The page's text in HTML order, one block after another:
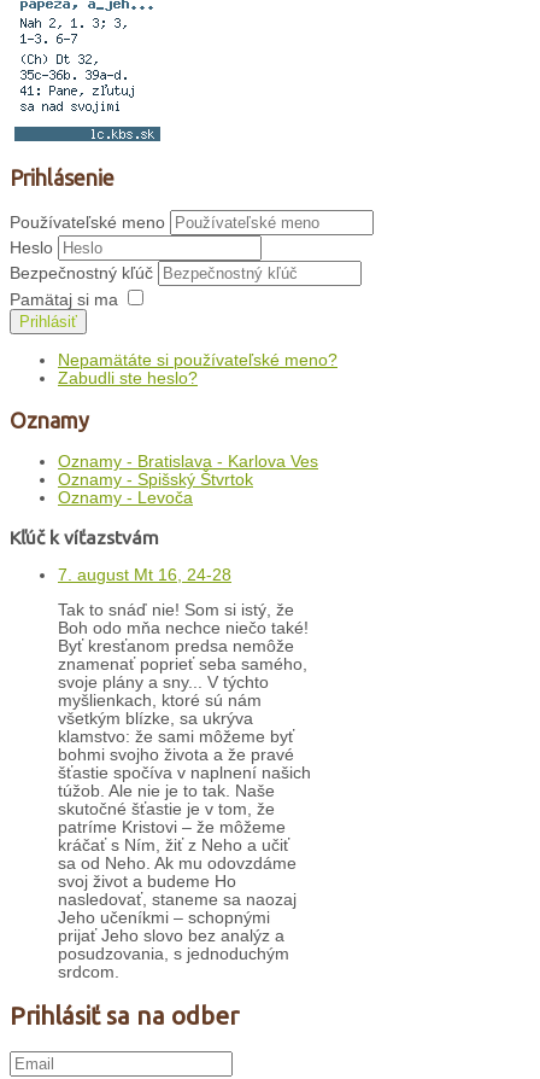
Prihlásenie
Používateľské meno
Heslo
Bezpečnostný kľúč
Pamätaj si ma
Prihlásiť
Nepamätáte si používateľské meno?
Zabudli ste heslo?
Oznamy
Oznamy - Bratislava - Karlova Ves
Oznamy - Spišský Štvrtok
Oznamy - Levoča
Kľúč k víťazstvám
7. august Mt 16, 24-28
Tak to snáď nie! Som si istý, že
Boh odo mňa nechce niečo také!
Byť kresťanom predsa nemôže
znamenať poprieť seba samého,
svoje plány a sny... V týchto
myšlienkach, ktoré sú nám
všetkým blízke, sa ukrýva
klamstvo: že sami môžeme byť
bohmi svojho života a že pravé
šťastie spočíva v naplnení našich
túžob. Ale nie je to tak. Naše
skutočné šťastie je v tom, že
patríme Kristovi – že môžeme
kráčať s Ním, žiť z Neho a učiť
sa od Neho. Ak mu odovzdáme
svoj život a budeme Ho
nasledovať, staneme sa naozaj
Jeho učeníkmi – schopnými
prijať Jeho slovo bez analýz a
posudzovania, s jednoduchým
srdcom.
Prihlásiť sa na odber